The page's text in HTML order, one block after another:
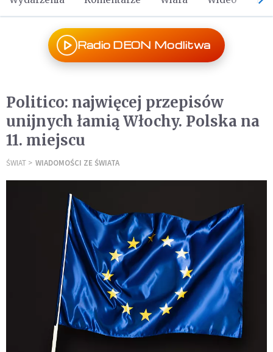
Radio DEON Modlitwa
Politico: najwięcej przepisów
unijnych łamią Włochy. Polska na
11. miejscu
ŚWIAT WIADOMOŚCI ZE ŚWIATA